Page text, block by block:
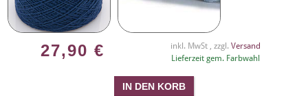
27,90 € inkl. MwSt , zzgl. Versand
Lieferzeit gem. Farbwahl